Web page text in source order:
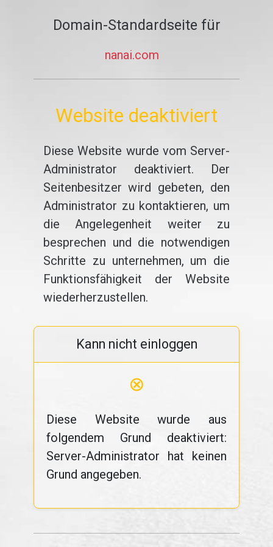
Domain-Standardseite für
nanai.com
Website deaktiviert
Diese Website wurde vom Server-
Administrator deaktiviert. Der
Seitenbesitzer wird gebeten, den
Administrator zu kontaktieren, um
die Angelegenheit weiter zu
besprechen und die notwendigen
Schritte zu unternehmen, um die
Funktionsfähigkeit der Website
wiederherzustellen.
Kann nicht einloggen
⊗
Diese Website wurde aus
folgendem Grund deaktiviert:
Server-Administrator hat keinen
Grund angegeben.